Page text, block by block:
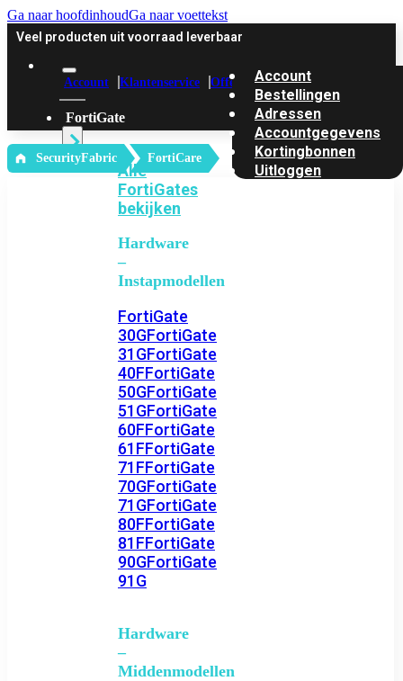
Ga naar hoofdinhoudGa naar voettekst
Veel producten uit voorraad leverbaar
Account Klantenservice Offerte
FortiGate
Alle
FortiGates
bekijken
Hardware
–
Instapmodellen
FortiGate
30GFortiGate
31GFortiGate
40FFortiGate
50GFortiGate
51GFortiGate
60FFortiGate
61FFortiGate
71FFortiGate
70GFortiGate
71GFortiGate
80FFortiGate
81FFortiGate
90GFortiGate
91G
Hardware
–
Middenmodellen
Account
Bestellingen
Adressen
Accountgegevens
Kortingbonnen
Uitloggen
‎ SecurityFabric FortiCare